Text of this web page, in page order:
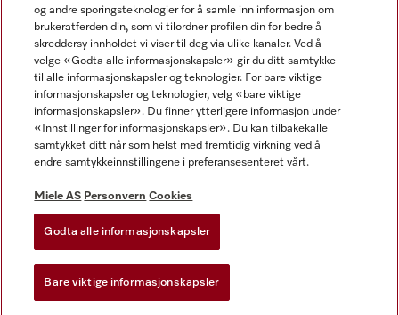
Miele AS
Vilkår og betingelser
Vilkår for bruk
Miele tilgjengelighetserklæring
Miele på Facebook
Miele på Youtube
Miele på Instagram
og andre sporingsteknologier for å samle inn informasjon om
brukeratferden din, som vi tilordner profilen din for bedre å
skreddersy innholdet vi viser til deg via ulike kanaler. Ved å
velge «Godta alle informasjonskapsler» gir du ditt samtykke
til alle informasjonskapsler og teknologier. For bare viktige
informasjonskapsler og teknologier, velg «bare viktige
informasjonskapsler». Du finner ytterligere informasjon under
«Innstillinger for informasjonskapsler». Du kan tilbakekalle
samtykket ditt når som helst med fremtidig virkning ved å
endre samtykkeinnstillingene i preferansesenteret vårt.
Miele AS Personvern Cookies
Godta alle informasjonskapsler
Bare viktige informasjonskapsler